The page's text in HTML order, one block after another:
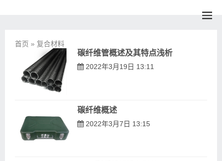
首页 » 复合材料
碳纤维管概述及其特点浅析
2022年3月19日 13:11
碳纤维概述
2022年3月7日 13:15